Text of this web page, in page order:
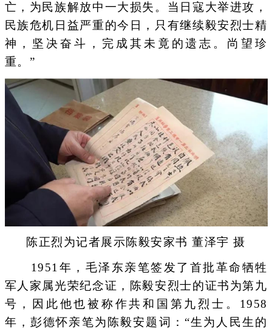
亡，为民族解放中一大损失。当日寇大举进攻，
民族危机日益严重的今日，只有继续毅安烈士精
神，坚决奋斗，完成其未竟的遗志。尚望珍
重。”
陈正烈为记者展示陈毅安家书 董泽宇 摄
1951年，毛泽东亲笔签发了首批革命牺牲
军人家属光荣纪念证，陈毅安烈士的证书为第九
号，因此他也被称作共和国第九烈士。1958
年，彭德怀亲笔为陈毅安题词：“生为人民生的